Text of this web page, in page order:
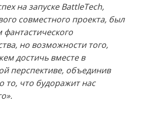
на запуске BattleTech,
совместного проекта, был
фантастического
но возможности того,
достичь вместе в
перспективе, объединив
то, что будоражит нас